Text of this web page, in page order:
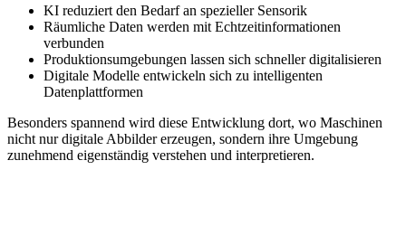
KI reduziert den Bedarf an spezieller Sensorik
Räumliche Daten werden mit Echtzeitinformationen
verbunden
Produktionsumgebungen lassen sich schneller digitalisieren
Digitale Modelle entwickeln sich zu intelligenten
Datenplattformen
Besonders spannend wird diese Entwicklung dort, wo Maschinen
nicht nur digitale Abbilder erzeugen, sondern ihre Umgebung
zunehmend eigenständig verstehen und interpretieren.